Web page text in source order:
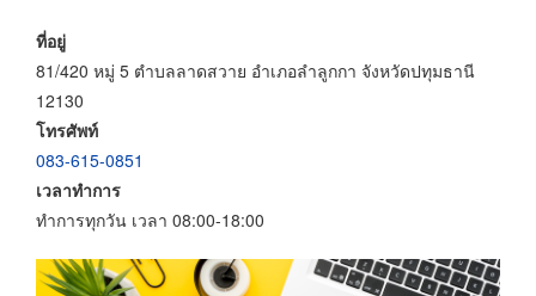
ที่อยู่
81/420 หมู่ 5 ตำบลลาดสวาย อำเภอลำลูกกา จังหวัดปทุมธานี
12130
โทรศัพท์
083-615-0851
เวลาทำการ
ทำการทุกวัน เวลา 08:00-18:00